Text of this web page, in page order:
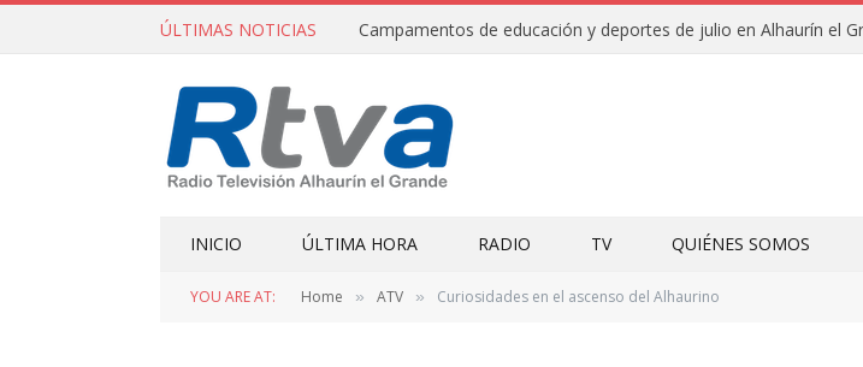
ÚLTIMAS NOTICIAS
INICIO ÚLTIMA HORA RADIO TV QUIÉNES SOMOS
YOU ARE AT: Home » ATV » Curiosidades en el ascenso del Alhaurino